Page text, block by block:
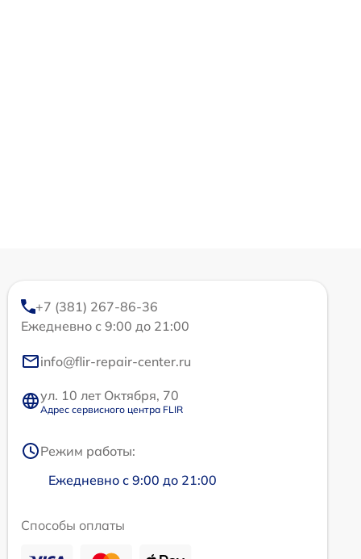
+7 (381) 267-86-36
Ежедневно с 9:00 до 21:00
info@flir-repair-center.ru
ул. 10 лет Октября, 70
Адрес сервисного центра FLIR
Режим работы:
Ежедневно с 9:00 до 21:00
Способы оплаты